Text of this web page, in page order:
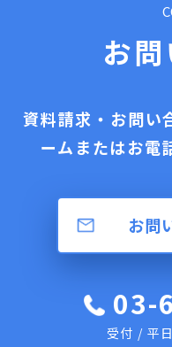
お
資料請求・お問い
ームまたはお電
お問
03-
受付 / 平